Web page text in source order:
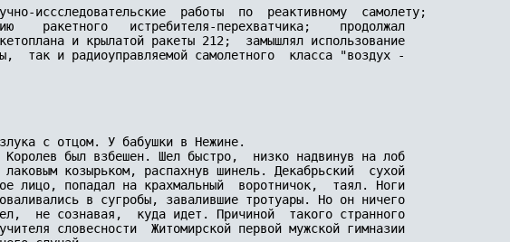
иссследовательские  работы  по  реактивному  самолету;
ракетного   истребителя-перехватчика;    продолжал
и крылатой ракеты 212;  замышлял использование
так и радиоуправляемой самолетного  класса "воздух -
с отцом. У бабушки в Нежине.
Королев был взбешен. Шел быстро,  низко надвинув на лоб
козырьком, распахнув шинель. Декабрьский  сухой
лицо, попадал на крахмальный  воротничок,  таял. Ноги
в сугробы, завалившие тротуары. Но он ничего
не сознавая,  куда идет. Причиной  такого странного
словесности  Житомирской первой мужской гимназии